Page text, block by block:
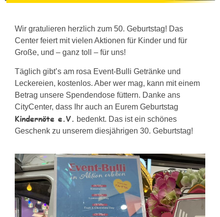
Wir gratulieren herzlich zum 50. Geburtstag! Das
Center feiert mit vielen Aktionen für Kinder und für
Große, und – ganz toll – für uns!
Täglich gibt’s am rosa Event-Bulli Getränke und
Leckereien, kostenlos. Aber wer mag, kann mit einem
Betrag unsere Spendendose füttern. Danke ans
CityCenter, dass Ihr auch an Eurem Geburtstag
Kindernöte e.V. bedenkt. Das ist ein schönes
Geschenk zu unserem diesjährigen 30. Geburtstag!